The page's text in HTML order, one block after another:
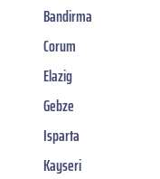
Bandirma
Corum
Elazig
Gebze
Isparta
Kayseri